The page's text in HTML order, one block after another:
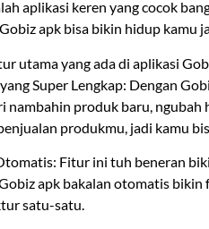
aplikasi keren yang cocok
apk bisa bikin hidup kamu
utama yang ada di aplikasi
Super Lengkap: Dengan
nambahin produk baru,
produkmu, jadi kamu
Fitur ini tuh beneran
apk bakalan otomatis
satu-satu.